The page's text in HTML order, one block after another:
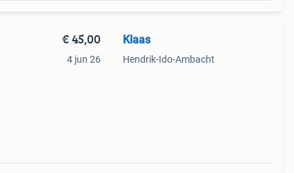
€ 45,00
4 jun 26
Klaas
Hendrik-Ido-Ambacht